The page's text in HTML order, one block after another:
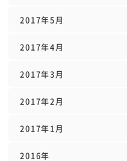
2017年5月
2017年4月
2017年3月
2017年2月
2017年1月
2016年